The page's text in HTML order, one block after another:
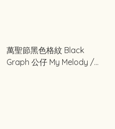
萬聖節黑色格紋 Black
Graph 公仔 My Melody /